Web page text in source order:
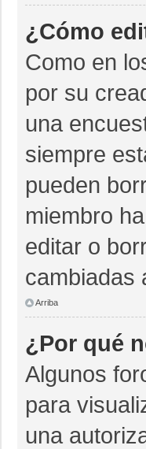
¿Cómo
Como en
por su
una
siempre
pueden
miembro
editar o
cambiadas
Arriba
¿Por qué
Algunos
para
una